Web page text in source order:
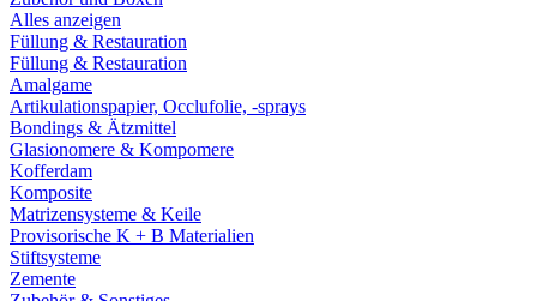
Alles anzeigen
Füllung & Restauration
Füllung & Restauration
Amalgame
Artikulationspapier, Occlufolie, -sprays
Bondings & Ätzmittel
Glasionomere & Kompomere
Kofferdam
Komposite
Matrizensysteme & Keile
Provisorische K + B Materialien
Stiftsysteme
Zemente